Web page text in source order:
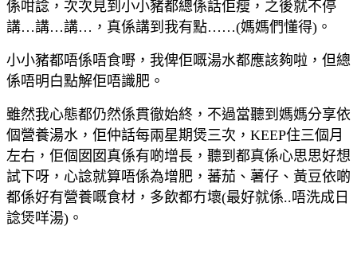
係咁諗，次次見到小小豬都總係話佢瘦，之後就不停
講…講…講…，真係講到我有點……(媽媽們懂得)。
小小豬都唔係唔食嘢，我俾佢嘅湯水都應該夠啦，但總
係唔明白點解佢唔識肥。
雖然我心態都仍然係貫徹始終，不過當聽到媽媽分享依
個營養湯水，佢仲話每兩星期煲三次，KEEP住三個月
左右，佢個囡囡真係有啲增長，聽到都真係心思思好想
試下呀，心諗就算唔係為增肥，蕃茄、薯仔、黃豆依啲
都係好有營養嘅食材，多飲都冇壞(最好就係..唔洗成日
諗煲咩湯)。